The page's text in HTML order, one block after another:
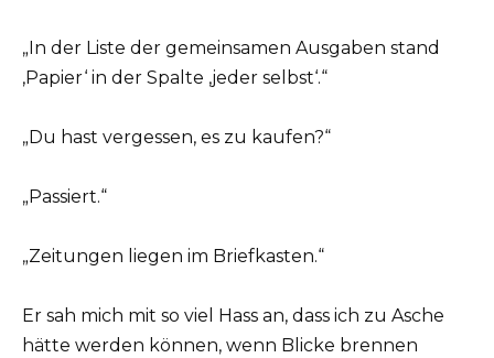
„In der Liste der gemeinsamen Ausgaben stand
‚Papier‘ in der Spalte ‚jeder selbst‘.“
„Du hast vergessen, es zu kaufen?“
„Passiert.“
„Zeitungen liegen im Briefkasten.“
Er sah mich mit so viel Hass an, dass ich zu Asche
hätte werden können, wenn Blicke brennen